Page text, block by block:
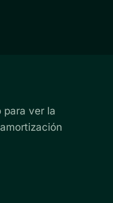
para ver la